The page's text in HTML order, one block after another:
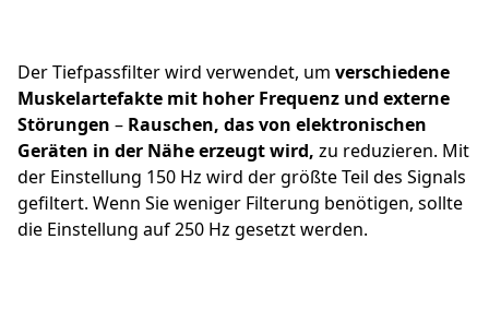
Der Tiefpassfilter wird verwendet, um verschiedene
Muskelartefakte mit hoher Frequenz und externe
Störungen – Rauschen, das von elektronischen
Geräten in der Nähe erzeugt wird, zu reduzieren. Mit
der Einstellung 150 Hz wird der größte Teil des Signals
gefiltert. Wenn Sie weniger Filterung benötigen, sollte
die Einstellung auf 250 Hz gesetzt werden.